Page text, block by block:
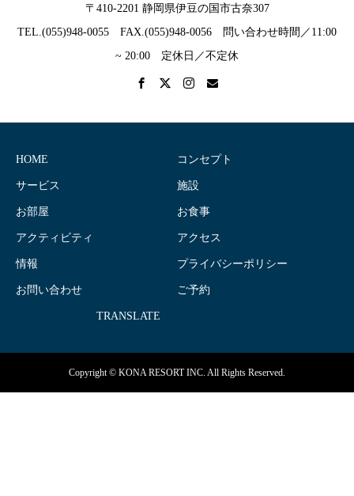
〒410-2201 静岡県伊豆の国市古奈307
TEL.(055)948-0055 FAX.(055)948-0056 問い合わせ時間／11:00
~ 20:00 定休日／不定休
HOME コンセプト
サービス 施設
お部屋 お食事
アクティビティ アクセス
情報 プライバシーポリシー
お問い合わせ ご予約
TRANSLATE
Copyright © KONA RESORT INC. All Rights Reserved.